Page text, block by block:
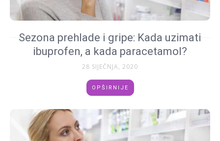
Sezona prehlade i gripe: Kada uzimati
ibuprofen, a kada paracetamol?
28 SIJEČNJA, 2020
OPŠIRNIJE